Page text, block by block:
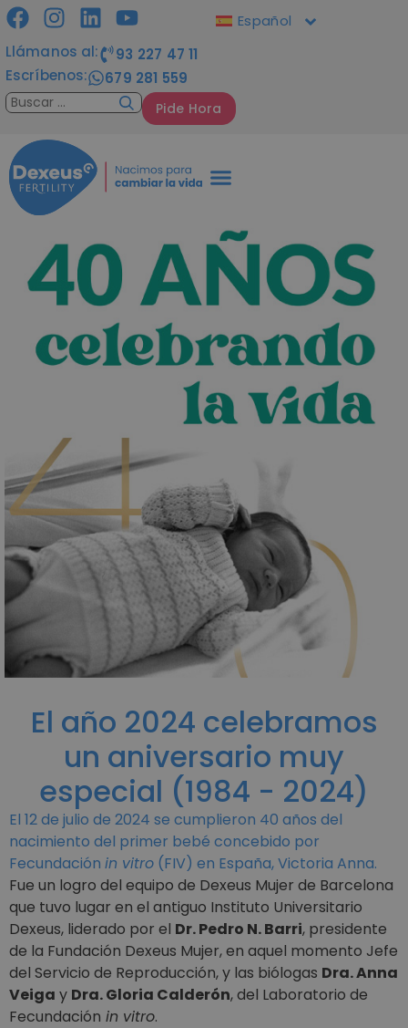
Llámanos al:
93 227 47 11
Escríbenos:
679 281 559
Pide Hora
Español
El año 2024 celebramos
un aniversario muy
especial (1984 - 2024)
El 12 de julio de 2024 se cumplieron 40 años del
nacimiento del primer bebé concebido por
Fecundación in vitro (FIV) en España, Victoria Anna.
Fue un logro del equipo de Dexeus Mujer de Barcelona
que tuvo lugar en el antiguo Instituto Universitario
Dexeus, liderado por el Dr. Pedro N. Barri, presidente
de la Fundación Dexeus Mujer, en aquel momento Jefe
del Servicio de Reproducción, y las biólogas Dra. Anna
Veiga y Dra. Gloria Calderón, del Laboratorio de
Fecundación in vitro.